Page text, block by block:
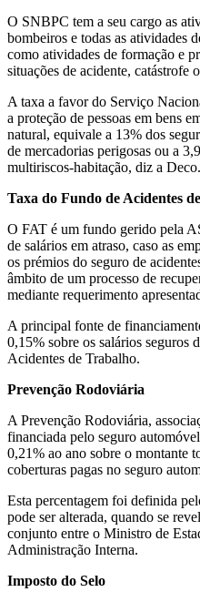
O SNBPC tem a seu cargo as
bombeiros e todas as atividades
como atividades de formação e
situações de acidente, catástrofe
A taxa a favor do Serviço
a proteção de pessoas em bens
natural, equivale a 13% dos
de mercadorias perigosas ou a
multiriscos-habitação, diz a Deco.
Taxa do Fundo de Acidentes
O FAT é um fundo gerido pela
de salários em atraso, caso as
os prémios do seguro de
âmbito de um processo de
mediante requerimento
A principal fonte de
0,15% sobre os salários seguros
Acidentes de Trabalho.
Prevenção Rodoviária
A Prevenção Rodoviária,
financiada pelo seguro
0,21% ao ano sobre o montante
coberturas pagas no seguro
Esta percentagem foi definida
pode ser alterada, quando se
conjunto entre o Ministro de
Administração Interna.
Imposto do Selo